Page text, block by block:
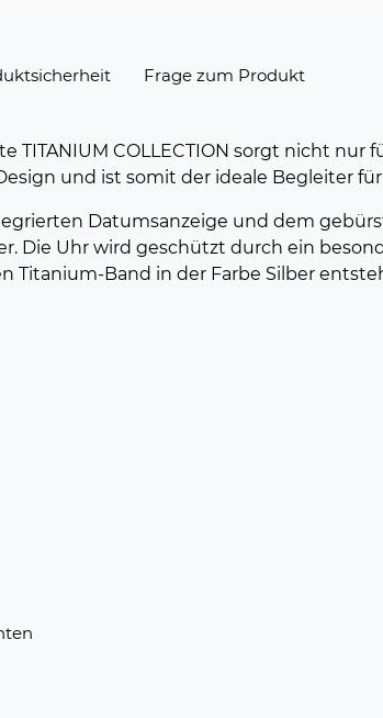
Frage zum Produkt
COLLECTION sorgt nicht nur
und ist somit der ideale Begleiter für
Datumsanzeige und dem
Die Uhr wird geschützt durch ein
Titanium-Band in der Farbe Silber